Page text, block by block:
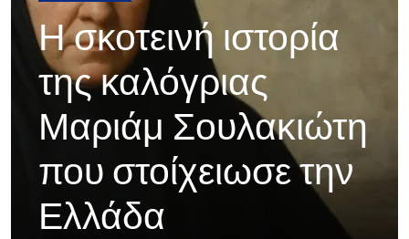
Η σκοτεινή ιστορία
της καλόγριας
Μαριάμ Σουλακιώτη
που στοίχειωσε την
Ελλάδα